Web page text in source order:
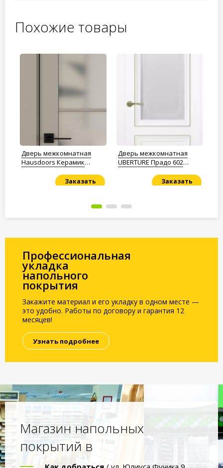
Похожие товары
Дверь межкомнатная
Hausdoors Керамик
ст.матовое
Заказать
Дверь межкомнатная
UBERTURE Прадо 602
остеклённая
Заказать
Профессиональная
укладка
напольного
покрытия
Закажите материал и его укладку в одном месте —
это удобно. Работы по договору и гарантия 12
месяцев!
Узнать подробнее
Магазин напольных
покрытий в